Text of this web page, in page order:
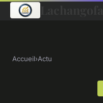
Accueil›Actu